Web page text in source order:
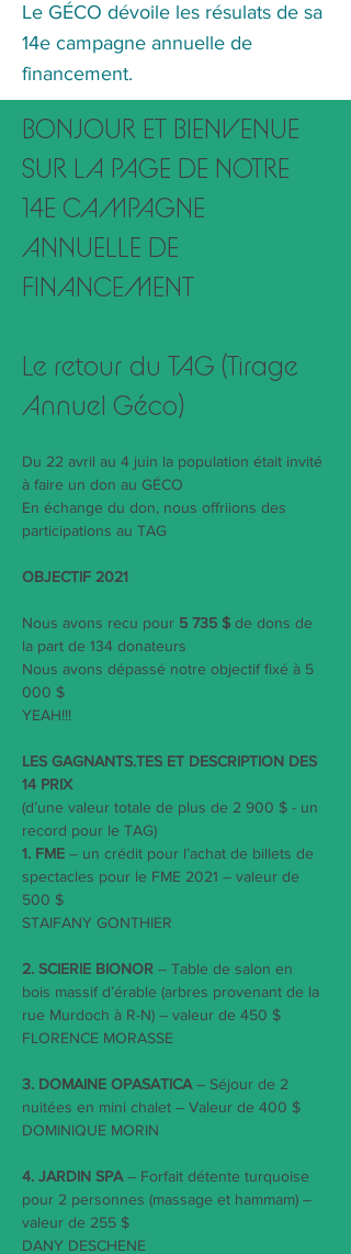
Le GÉCO dévoile les résulats de sa
14e campagne annuelle de
financement.
BONJOUR ET BIENVENUE
SUR LA PAGE DE NOTRE
14E CAMPAGNE
ANNUELLE DE
FINANCEMENT
Le retour du TAG (Tirage
Annuel Géco)
Du 22 avril au 4 juin la population était invité
à faire un don au GÉCO
En échange du don, nous offriions des
participations au TAG
OBJECTIF 2021
Nous avons recu pour 5 735 $ de dons de
la part de 134 donateurs
Nous avons dépassé notre objectif fixé à 5
000 $
YEAH!!!
LES GAGNANTS.TES ET DESCRIPTION DES
14 PRIX
(d’une valeur totale de plus de 2 900 $ - un
record pour le TAG)
1. FME – un crédit pour l’achat de billets de
spectacles pour le FME 2021 – valeur de
500 $
STAIFANY GONTHIER
2. SCIERIE BIONOR – Table de salon en
bois massif d’érable (arbres provenant de la
rue Murdoch à R-N) – valeur de 450 $
FLORENCE MORASSE
3. DOMAINE OPASATICA – Séjour de 2
nuitées en mini chalet – Valeur de 400 $
DOMINIQUE MORIN
4. JARDIN SPA – Forfait détente turquoise
pour 2 personnes (massage et hammam) –
valeur de 255 $
DANY DESCHENE